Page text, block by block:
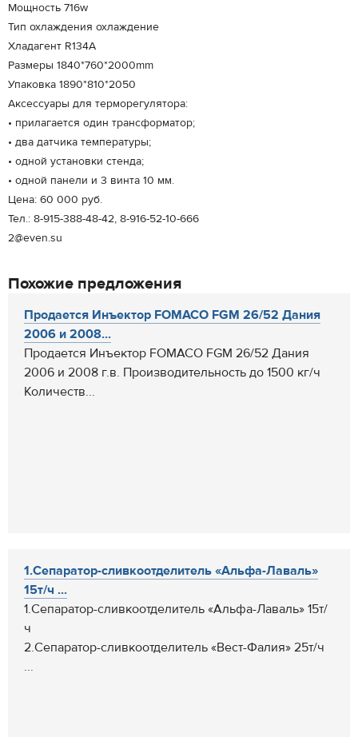
Мощность 716w
Тип охлаждения охлаждение
Хладагент R134A
Размеры 1840*760*2000mm
Упаковка 1890*810*2050
Аксессуары для терморегулятора:
• прилагается один трансформатор;
• два датчика температуры;
• одной установки стенда;
• одной панели и 3 винта 10 мм.
Цена: 60 000 руб.
Тел.: 8-915-388-48-42, 8-916-52-10-666
2@even.su
Похожие предложения
Продается Инъектор FOMACO FGM 26/52 Дания
2006 и 2008...
Продается Инъектор FOMACO FGM 26/52 Дания
2006 и 2008 г.в. Производительность до 1500 кг/ч
Количеств...
1.Сепаратор-сливкоотделитель «Альфа-Лаваль»
15т/ч ...
1.Сепаратор-сливкоотделитель «Альфа-Лаваль» 15т/
ч
2.Сепаратор-сливкоотделитель «Вест-Фалия» 25т/ч
...